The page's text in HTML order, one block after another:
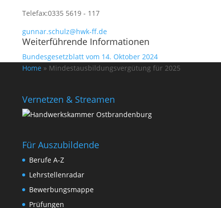
Telefax:0335 5619 - 117
gunnar.schulz@hwk-ff.de
Weiterführende Informationen
Bundesgesetzblatt vom 14. Oktober 2024
Home » Mindestausbildungsvergütung für 2025
Vernetzen & Streamen
Für Auszubildende
Berufe A-Z
Lehrstellenradar
Bewerbungsmappe
Prüfungen